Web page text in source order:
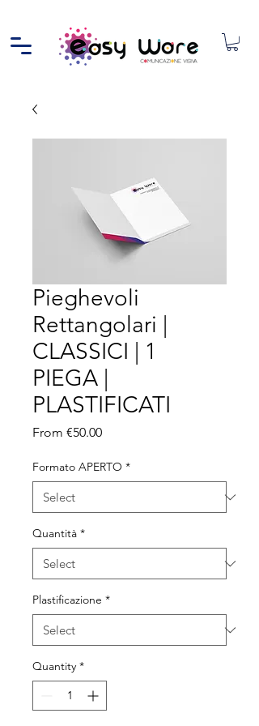
Pieghevoli
Rettangolari |
CLASSICI | 1
PIEGA |
PLASTIFICATI
From €50.00Sale Price
Formato APERTO *
Quantità *
Plastificazione *
Quantity *